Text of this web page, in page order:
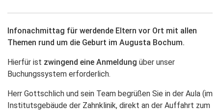
Infonachmittag für werdende Eltern vor Ort mit allen
Themen rund um die Geburt im Augusta Bochum.
Hierfür ist zwingend eine Anmeldung über unser
Buchungssystem erforderlich.
Herr Gottschlich und sein Team begrüßen Sie in der Aula (im
Institutsgebäude der Zahnklinik, direkt an der Auffahrt zum